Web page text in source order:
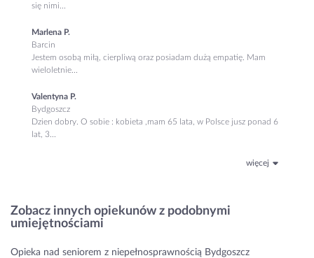
się nimi...
Marlena P.
Barcin
Jestem osobą miłą, cierpliwą oraz posiadam dużą empatię. Mam
wieloletnie...
Valentyna P.
Bydgoszcz
Dzien dobry. O sobie : kobieta ,mam 65 lata, w Polsce jusz ponad 6
lat, 3...
więcej
Zobacz innych opiekunów z podobnymi
umiejętnościami
Opieka nad seniorem z niepełnosprawnością Bydgoszcz